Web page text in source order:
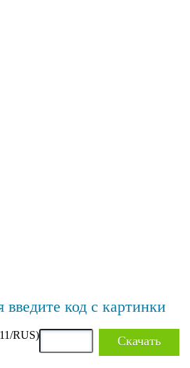
введите код с картинки
Скачать